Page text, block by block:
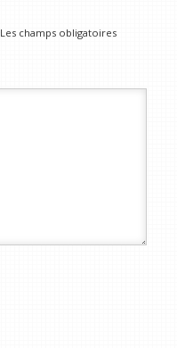
Les champs obligatoires